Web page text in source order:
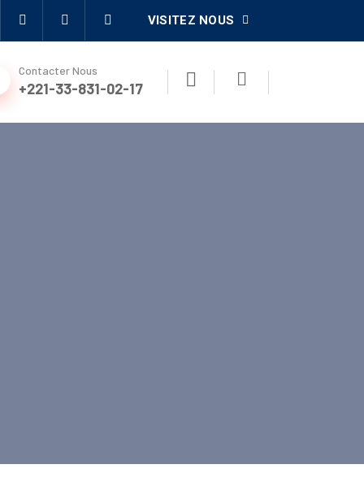
VISITEZ NOUS
Contacter Nous
+221-33-831-02-17